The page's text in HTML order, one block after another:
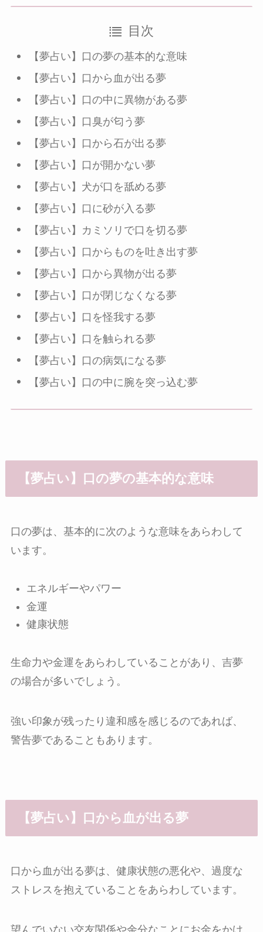
目次
【夢占い】口の夢の基本的な意味
【夢占い】口から血が出る夢
【夢占い】口の中に異物がある夢
【夢占い】口臭が匂う夢
【夢占い】口から石が出る夢
【夢占い】口が開かない夢
【夢占い】犬が口を舐める夢
【夢占い】口に砂が入る夢
【夢占い】カミソリで口を切る夢
【夢占い】口からものを吐き出す夢
【夢占い】口から異物が出る夢
【夢占い】口が閉じなくなる夢
【夢占い】口を怪我する夢
【夢占い】口を触られる夢
【夢占い】口の病気になる夢
【夢占い】口の中に腕を突っ込む夢
【夢占い】口の夢の基本的な意味
口の夢は、基本的に次のような意味をあらわして
います。
エネルギーやパワー
金運
健康状態
生命力や金運をあらわしていることがあり、吉夢
の場合が多いでしょう。
強い印象が残ったり違和感を感じるのであれば、
警告夢であることもあります。
【夢占い】口から血が出る夢
口から血が出る夢は、健康状態の悪化や、過度な
ストレスを抱えていることをあらわしています。
望んでいない交友関係や余分なことにお金をかけ